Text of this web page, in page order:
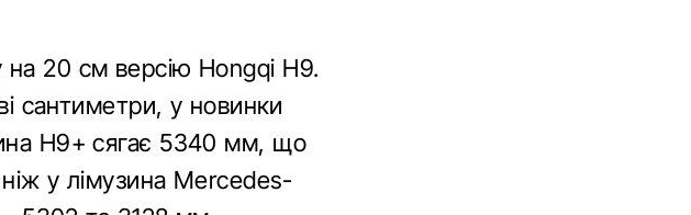
20 см версію Hongqi H9.
сантиметри, у новинки
H9+ сягає 5340 мм, що
у лімузина Mercedes-